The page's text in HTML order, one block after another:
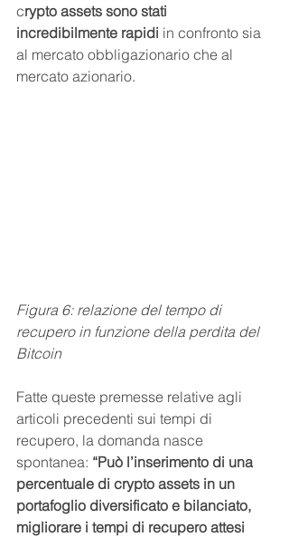
crypto assets sono stati
incredibilmente rapidi in confronto sia
al mercato obbligazionario che al
mercato azionario.
Figura 6: relazione del tempo di
recupero in funzione della perdita del
Bitcoin
Fatte queste premesse relative agli
articoli precedenti sui tempi di
recupero, la domanda nasce
spontanea: “Può l’inserimento di una
percentuale di crypto assets in un
portafoglio diversificato e bilanciato,
migliorare i tempi di recupero attesi